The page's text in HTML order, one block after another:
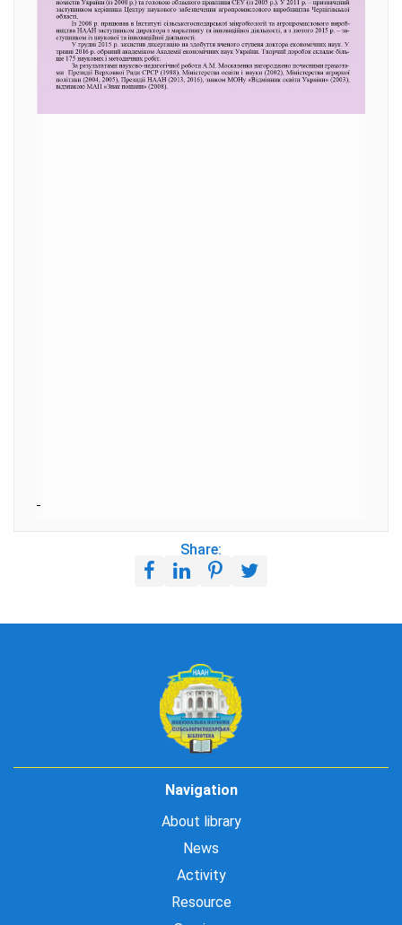
Share:
Navigation
About library
News
Activity
Resource